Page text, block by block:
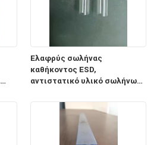
Ελαφρύς σωλήνας
καθήκοντος ESD,
αντιστατικό υλικό σωλήνων
ολοκληρωμένου κυκλώματος